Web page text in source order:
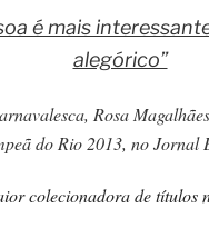
é mais
alegórico”
, Rosa
do Rio 2013, no Jornal
colecionadora de títulos